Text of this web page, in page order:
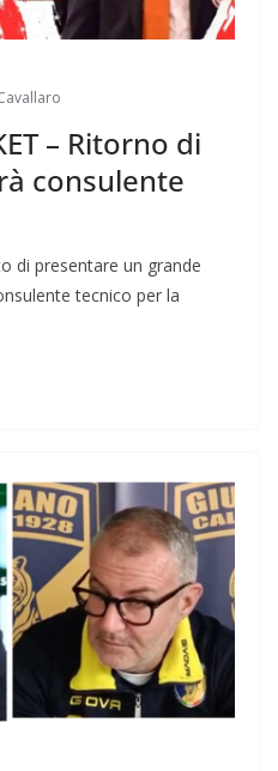
– Ritorno di
consulente
di presentare un grande
tecnico per la